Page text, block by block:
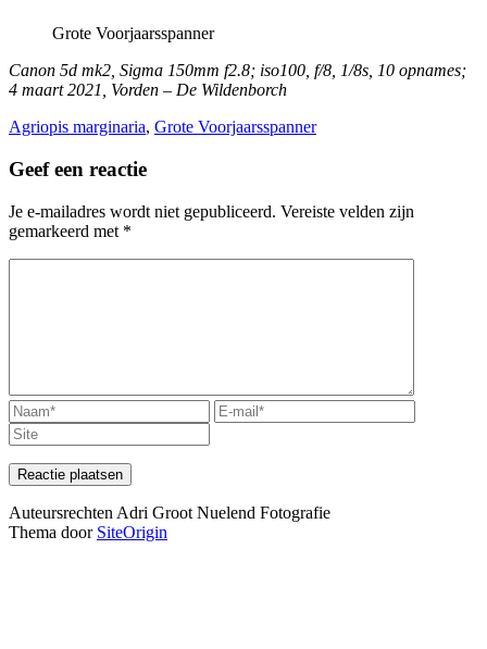
Grote Voorjaarsspanner
Canon 5d mk2, Sigma 150mm f2.8; iso100, f/8, 1/8s, 10 opnames;
4 maart 2021, Vorden – De Wildenborch
Agriopis marginaria, Grote Voorjaarsspanner
Geef een reactie
Je e-mailadres wordt niet gepubliceerd. Vereiste velden zijn
gemarkeerd met *
Auteursrechten Adri Groot Nuelend Fotografie
Thema door SiteOrigin